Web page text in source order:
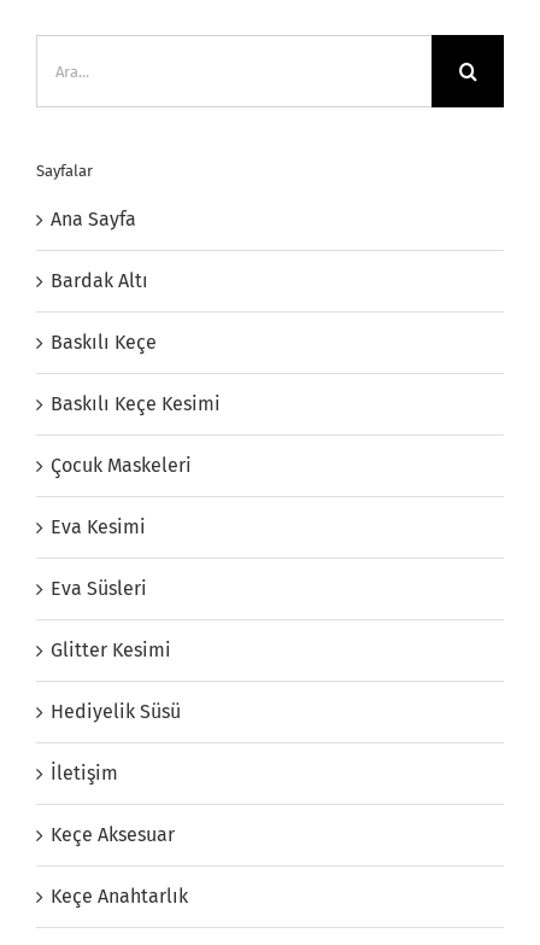
Sayfalar
Ana Sayfa
Bardak Altı
Baskılı Keçe
Baskılı Keçe Kesimi
Çocuk Maskeleri
Eva Kesimi
Eva Süsleri
Glitter Kesimi
Hediyelik Süsü
İletişim
Keçe Aksesuar
Keçe Anahtarlık